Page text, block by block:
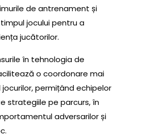
de antrenament și
jocului pentru a
jucătorilor.
în tehnologia de
o coordonare mai
permițând echipelor
strategiile pe parcurs, în
adversarilor și